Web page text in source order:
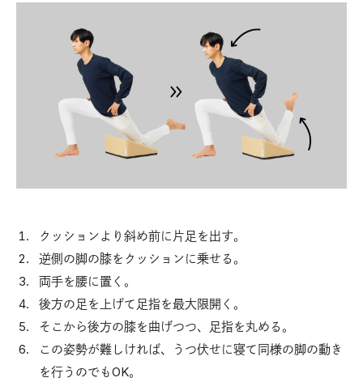
クッションより斜め前に片足を出す。
逆側の脚の膝をクッションに乗せる。
両手を腰に置く。
後方の足を上げて足指を最大限開く。
そこから後方の膝を曲げつつ、足指を丸める。
この姿勢が難しければ、うつ伏せに寝て同様の脚の動き
を行うのでもOK。